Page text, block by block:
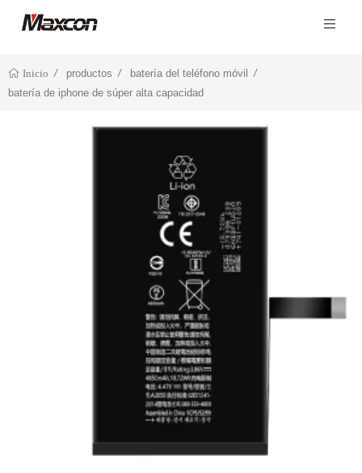
Inicio productos
batería del teléfono móvil
batería de iphone de súper alta capacidad